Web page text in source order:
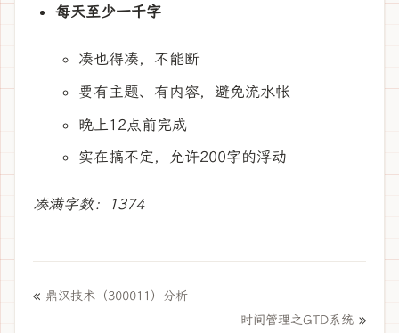
每天至少一千字
凑也得凑，不能断
要有主题、有内容，避免流水帐
晚上12点前完成
实在搞不定，允许200字的浮动
凑满字数：1374
« 鼎汉技术（300011）分析
时间管理之GTD系统 »